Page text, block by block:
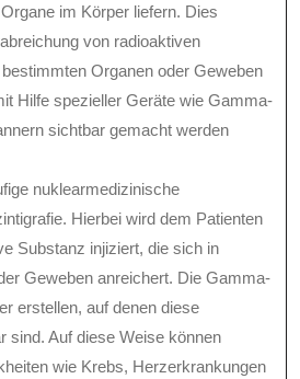
im Körper liefern. Dies
von radioaktiven
Organen oder Geweben
Hilfe spezieller Geräte wie Gamma-
sichtbar gemacht werden
nuklearmedizinische
Hierbei wird dem Patienten
Substanz injiziert, die sich in
Geweben anreichert. Die Gamma-
erstellen, auf denen diese
sind. Auf diese Weise können
wie Krebs, Herzerkrankungen